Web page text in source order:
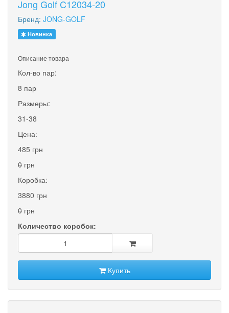
Jong Golf C12034-20
Бренд: JONG-GOLF
Новинка
Описание товара
Кол-во пар:
8 пар
Размеры:
31-38
Цена:
485 грн
0 грн
Коробка:
3880 грн
0 грн
Количество коробок:
Купить